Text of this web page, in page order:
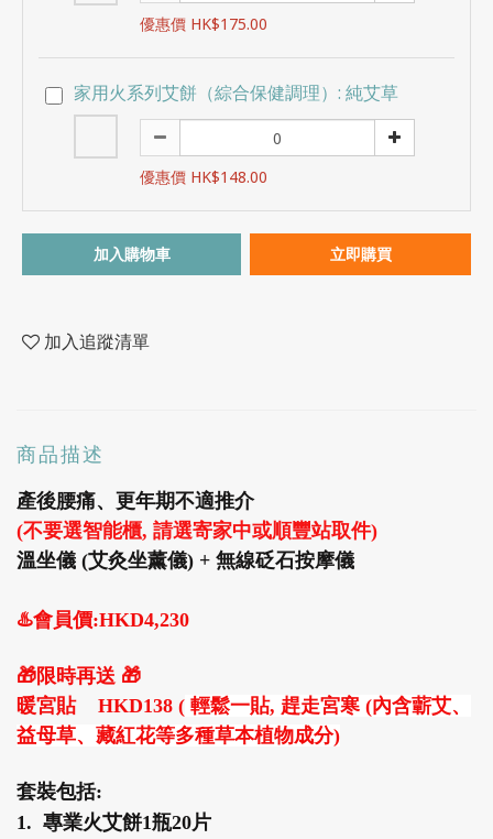
優惠價 HK$175.00
家用火系列艾餅（綜合保健調理）: 純艾草
優惠價 HK$148.00
加入購物車 立即購買
加入追蹤清單
商品描述
產後腰痛、更年期不適推介
(不要選智能櫃, 請選寄家中或順豐站取件)
溫坐儀 (艾灸坐薰儀) + 無線砭石按摩儀
♨️會員價:HKD4,230
🎁限時再送 🎁
暖宮貼 HKD138 ( 輕鬆一貼, 趕走宮寒 (內含蘄艾、
益母草、藏紅花等多種草本植物成分)
套裝包括:
1. 專業火艾餅1瓶20片